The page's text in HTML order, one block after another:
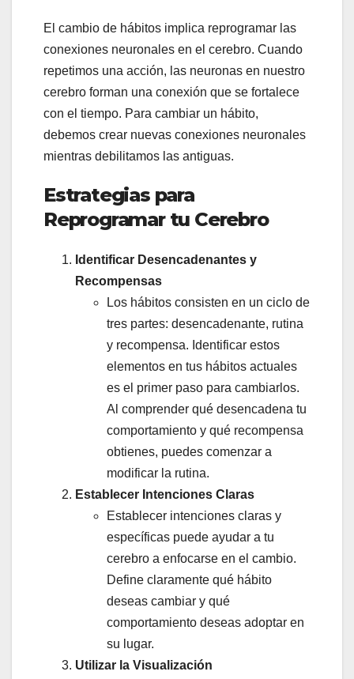
El cambio de hábitos implica reprogramar las
conexiones neuronales en el cerebro. Cuando
repetimos una acción, las neuronas en nuestro
cerebro forman una conexión que se fortalece
con el tiempo. Para cambiar un hábito,
debemos crear nuevas conexiones neuronales
mientras debilitamos las antiguas.
Estrategias para
Reprogramar tu Cerebro
Identificar Desencadenantes y
Recompensas
Los hábitos consisten en un ciclo de
tres partes: desencadenante, rutina
y recompensa. Identificar estos
elementos en tus hábitos actuales
es el primer paso para cambiarlos.
Al comprender qué desencadena tu
comportamiento y qué recompensa
obtienes, puedes comenzar a
modificar la rutina.
Establecer Intenciones Claras
Establecer intenciones claras y
específicas puede ayudar a tu
cerebro a enfocarse en el cambio.
Define claramente qué hábito
deseas cambiar y qué
comportamiento deseas adoptar en
su lugar.
Utilizar la Visualización